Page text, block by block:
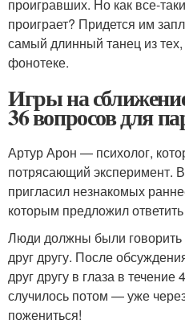
проигравших. Но как все-
проиграет? Придется им
самый длинный танец из тех,
фонотеке.
Игры на
36 вопросов для
Артур Арон — психолог,
потрясающий эксперимент.
пригласил незнакомых
которым предложил
Люди должны были говорить
друг другу. После
друг другу в глаза в
случилось потом — уже
пожениться!